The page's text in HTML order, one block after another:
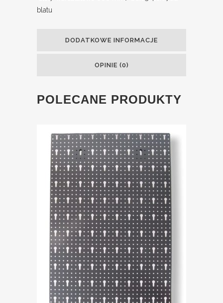
blatu
DODATKOWE INFORMACJE
OPINIE (0)
POLECANE PRODUKTY